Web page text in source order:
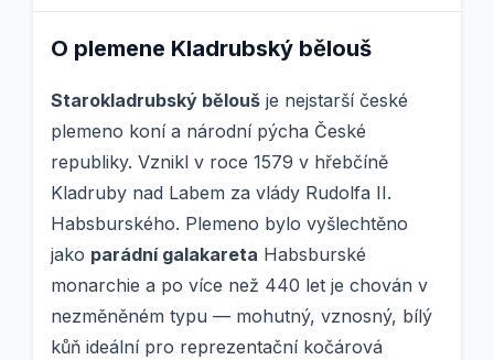
O plemene Kladrubský bělouš
Starokladrubský bělouš je nejstarší české
plemeno koní a národní pýcha České
republiky. Vznikl v roce 1579 v hřebčíně
Kladruby nad Labem za vlády Rudolfa II.
Habsburského. Plemeno bylo vyšlechtěno
jako parádní galakareta Habsburské
monarchie a po více než 440 let je chován v
nezměněném typu — mohutný, vznosný, bílý
kůň ideální pro reprezentační kočárová